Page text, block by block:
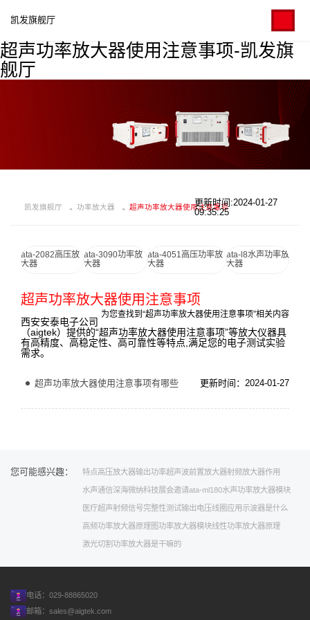
超声功率放大器使用注意事项-凯发旗
舰厅
凯发旗舰厅
凯发旗舰厅 功率放大器 超声功率放大器使用注意事项更新时间:2024-01-27
09:35:25
ata-2082高压放
大器
ata-3090功率放
大器
ata-4051高压功率放
大器
ata-l8水声功率放
大器
超声功率放大器使用注意事项
为您查找到“超声功率放大器使用注意事项”相关内容
西安安泰电子公司
（aigtek）提供的“超声功率放大器使用注意事项”等放大仪器具
有高精度、高稳定性、高可靠性等特点,满足您的电子测试实验
需求。
超声功率放大器使用注意事项有哪些 更新时间：2024-01-27
您可能感兴趣： 特点高压放大器输出功率超声波前置放大器射频放大器作用
水声通信深海微纳科技展会邀请ata-ml180水声功率放大器模块
医疗超声射频信号完整性测试输出电压线圈应用 示波器是什么
高频功率放大器原理图功率放大器模块线性功率放大器原理
激光切割功率放大器是干嘛的
电话：029-88865020
邮箱： sales@aigtek.com